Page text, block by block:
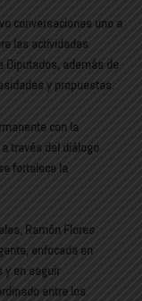
conversaciones uno a
las actividades
Diputados, además de
y propuestas.
con la
través del diálogo
fortalece la
Ramón Flores
enfocada en
y en seguir
entre los